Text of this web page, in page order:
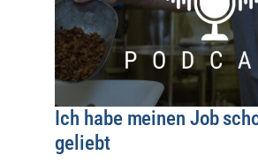
Ich habe meinen Job
geliebt